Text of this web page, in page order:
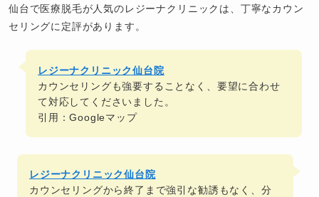
仙台で医療脱毛が人気のレジーナクリニックは、丁寧なカウン
セリングに定評があります。
レジーナクリニック仙台院
カウンセリングも強要することなく、要望に合わせ
て対応してくださいました。
引用：Googleマップ
レジーナクリニック仙台院
カウンセリングから終了まで強引な勧誘もなく、分